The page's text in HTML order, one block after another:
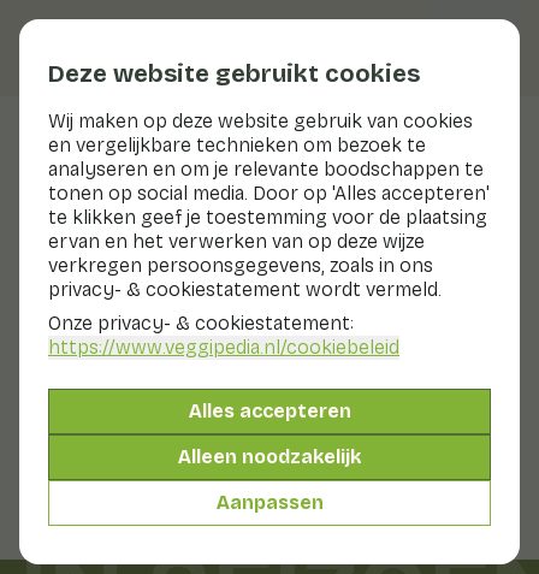
Deze website gebruikt cookies
Wij maken op deze website gebruik van cookies
en vergelijkbare technieken om bezoek te
analyseren en om je relevante boodschappen te
tonen op social media. Door op 'Alles accepteren'
te klikken geef je toestemming voor de plaatsing
ervan en het verwerken van op deze wijze
verkregen persoonsgegevens, zoals in ons
privacy- & cookiestatement wordt vermeld.
Onze privacy- & cookiestatement:
https://www.veggipedia.nl/cookiebeleid
Alles accepteren
Alleen noodzakelijk
Aanpassen
Liita Cress
Bereiden & bewaren
BereidenBewaren
Knip af wat je nodig hebt en zet het plantje dan weer
terug in de koeling.
Liita Cress schoonmaken
Was de cress vlak voor gebruik.